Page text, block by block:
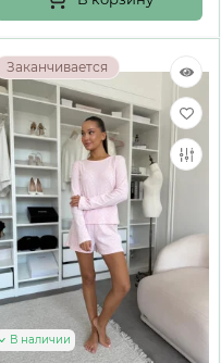
Заканчивается
В наличии